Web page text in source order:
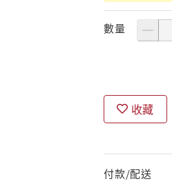
數量
收藏
付款/配送